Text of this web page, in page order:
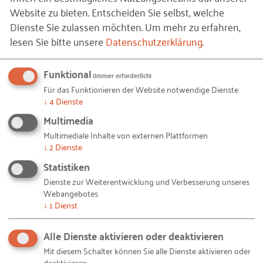
Struktur | Prozesse im Unternehmen |
Veränderungsmanagement | Chancen und Risiken
der Digitalisierung | digitale Projektabwicklung |
digitale Werkzeuge | Best Practice-Beispiele
M2.2 | Prozesse - Arbeitsabläufe strukturieren und
visualisieren
Wie können Arbeitsabläufe strukturiert
angegangen werden, um digitale Werkzeuge im
Bereich Soft- und Hardware zum Einsatz zu
bringen? Erforschen Sie den projektbezogenen
Informationsfluss und das Prozessmanagement im
Hinblick auf die eigene digitale Transformation.
Inhalte: Arbeitsabläufe in der
Unternehmensstruktur | Möglichkeiten der
Optimierung | Chancen durch standardisierten
Prozessabläufe | Wie geht es jetzt weiter?
Website zu bieten. Entscheiden Sie selbst, welche
Dienste Sie zulassen möchten.Um mehr zu erfahren,
lesen Sie bitte unsereDatenschutzerklärung.
Funktional(immer erforderlich)
Für das Funktionieren der Website notwendige Dienste
↓ 4Dienste
Multimedia
Multimediale Inhalte von externen Plattformen
↓ 2Dienste
Statistiken
Dienste zur Weiterentwicklung und Verbesserung unseres
Webangebotes
↓ 1 Dienst
Alle Dienste aktivieren oder deaktivieren
Mit diesem Schalter können Sie alle Dienste aktivieren oder